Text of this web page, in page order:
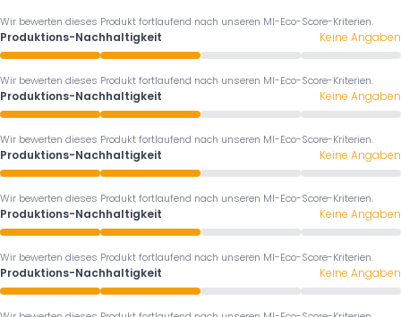
Wir bewerten dieses Produkt fortlaufend nach unseren MI-Eco-Score-Kriterien.
Produktions-Nachhaltigkeit Keine Angaben
Wir bewerten dieses Produkt fortlaufend nach unseren MI-Eco-Score-Kriterien.
Produktions-Nachhaltigkeit Keine Angaben
Wir bewerten dieses Produkt fortlaufend nach unseren MI-Eco-Score-Kriterien.
Produktions-Nachhaltigkeit Keine Angaben
Wir bewerten dieses Produkt fortlaufend nach unseren MI-Eco-Score-Kriterien.
Produktions-Nachhaltigkeit Keine Angaben
Wir bewerten dieses Produkt fortlaufend nach unseren MI-Eco-Score-Kriterien.
Produktions-Nachhaltigkeit Keine Angaben